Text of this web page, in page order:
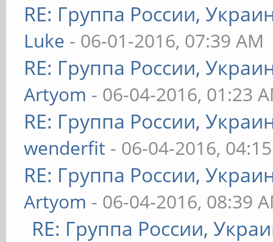
RE: Группа России,
Luke - 06-01-2016, 07:39 AM
RE: Группа России,
Artyom - 06-04-2016, 01:23
RE: Группа России,
wenderfit - 06-04-2016,
RE: Группа России,
Artyom - 06-04-2016, 08:39
RE: Группа России,